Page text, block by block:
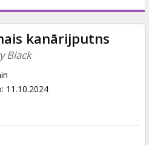
kanārijputns
Black
: 11.10.2024